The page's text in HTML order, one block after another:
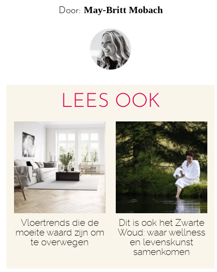
Door: May-Britt Mobach
LEES OOK
Vloertrends die de
moeite waard zijn om
te overwegen
Dit is ook het Zwarte
Woud: waar wellness
en levenskunst
samenkomen